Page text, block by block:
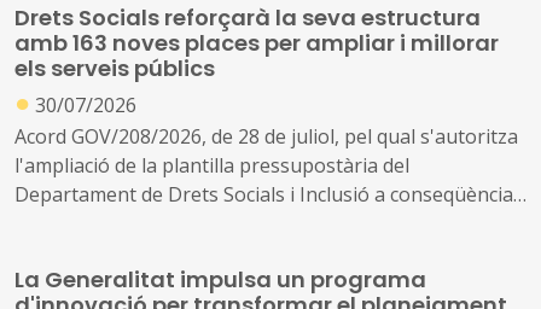
Drets Socials reforçarà la seva estructura
amb 163 noves places per ampliar i millorar
els serveis públics
● 30/07/2026
Acord GOV/208/2026, de 28 de juliol, pel qual s'autoritza
l'ampliació de la plantilla pressupostària del
Departament de Drets Socials i Inclusió a conseqüència
La Generalitat impulsa un programa